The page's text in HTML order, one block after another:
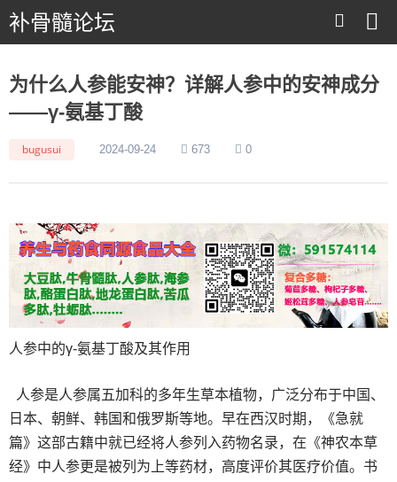
补骨髓论坛
为什么人参能安神？详解人参中的安神成分
——γ-氨基丁酸
bugusui 2024-09-24 673 0
人参中的γ-氨基丁酸及其作用
人参是人参属五加科的多年生草本植物，广泛分布于中国、
日本、朝鲜、韩国和俄罗斯等地。早在西汉时期，《急就
篇》这部古籍中就已经将人参列入药物名录，在《神农本草
经》中人参更是被列为上等药材，高度评价其医疗价值。书